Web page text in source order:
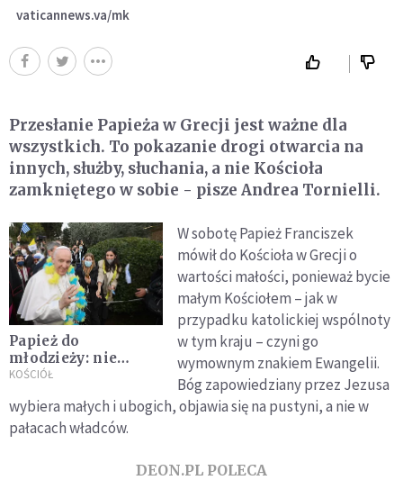
vaticannews.va/mk
Przesłanie Papieża w Grecji jest ważne dla
wszystkich. To pokazanie drogi otwarcia na
innych, służby, słuchania, a nie Kościoła
zamkniętego w sobie - pisze Andrea Tornielli.
Papież do
młodzieży: nie
zadowalajcie się
opublikowanymi
postami
KOŚCIÓŁ
W sobotę Papież Franciszek
mówił do Kościoła w Grecji o
wartości małości, ponieważ bycie
małym Kościołem – jak w
przypadku katolickiej wspólnoty
w tym kraju – czyni go
wymownym znakiem Ewangelii.
Bóg zapowiedziany przez Jezusa
wybiera małych i ubogich, objawia się na pustyni, a nie w
pałacach władców.
DEON.PL POLECA